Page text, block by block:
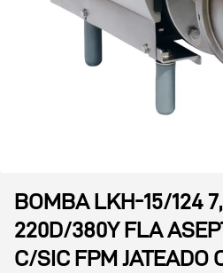
BOMBA LKH-15/124
220D/380Y FLA
C/SIC FPM JATEADO